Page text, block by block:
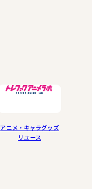
アニメ・キャラグッズ
リユース